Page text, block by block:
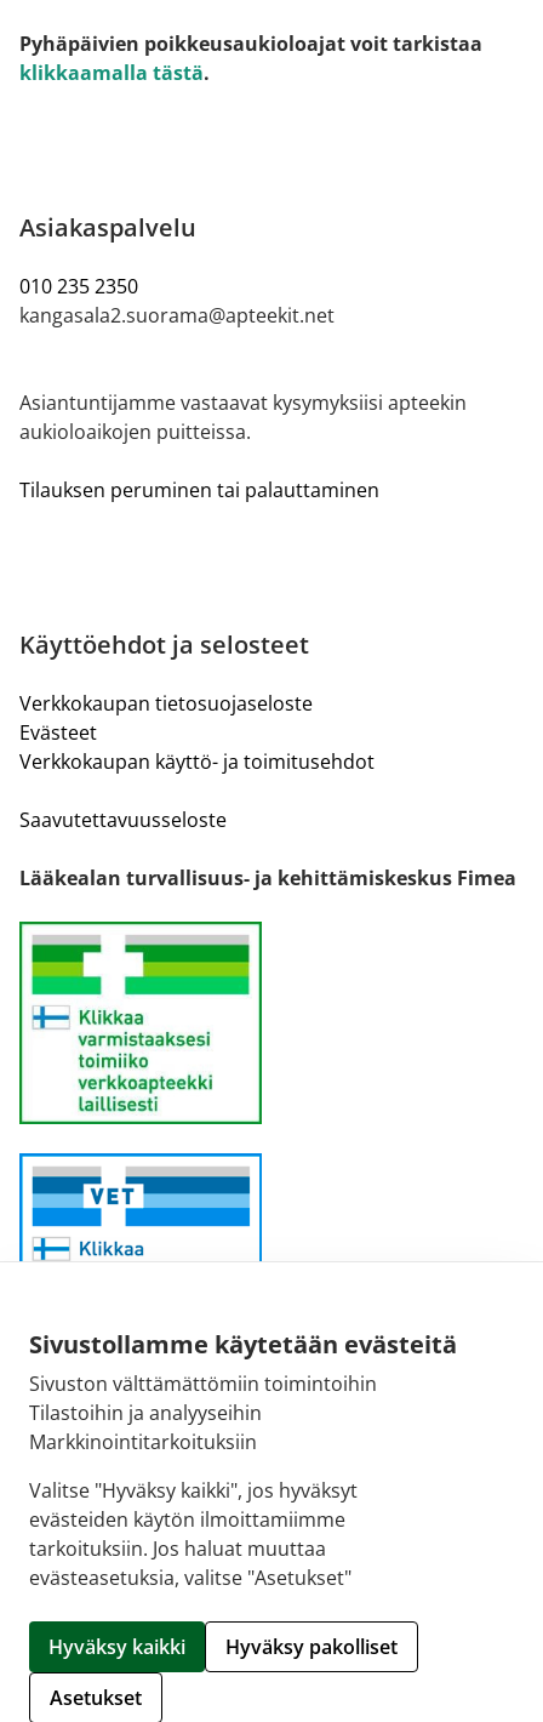
Sivustollamme käytetään evästeitä
Sivuston välttämättömiin toimintoihin
Tilastoihin ja analyyseihin
Markkinointitarkoituksiin
Valitse "Hyväksy kaikki", jos hyväksyt
evästeiden käytön ilmoittamiimme
tarkoituksiin. Jos haluat muuttaa
evästeasetuksia, valitse "Asetukset"
Hyväksy kaikki
Hyväksy pakolliset
Asetukset
Pyhäpäivien poikkeusaukioloajat voit tarkistaa
klikkaamalla tästä.
Asiakaspalvelu
010 235 2350
kangasala2.suorama@apteekit.net
Asiantuntijamme vastaavat kysymyksiisi apteekin
aukioloaikojen puitteissa.
Tilauksen peruminen tai palauttaminen
Käyttöehdot ja selosteet
Verkkokaupan tietosuojaseloste
Evästeet
Verkkokaupan käyttö- ja toimitusehdot
Saavutettavuusseloste
Lääkealan turvallisuus- ja kehittämiskeskus Fimea
Sähköpostiosoite:
kirjaamo@fimea.fi
Fimean vaihde:
029 522 3341
Hallitse evästeitä